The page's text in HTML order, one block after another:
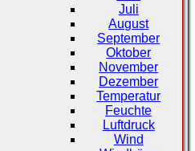
Juli
August
September
Oktober
November
Dezember
Temperatur
Feuchte
Luftdruck
Wind